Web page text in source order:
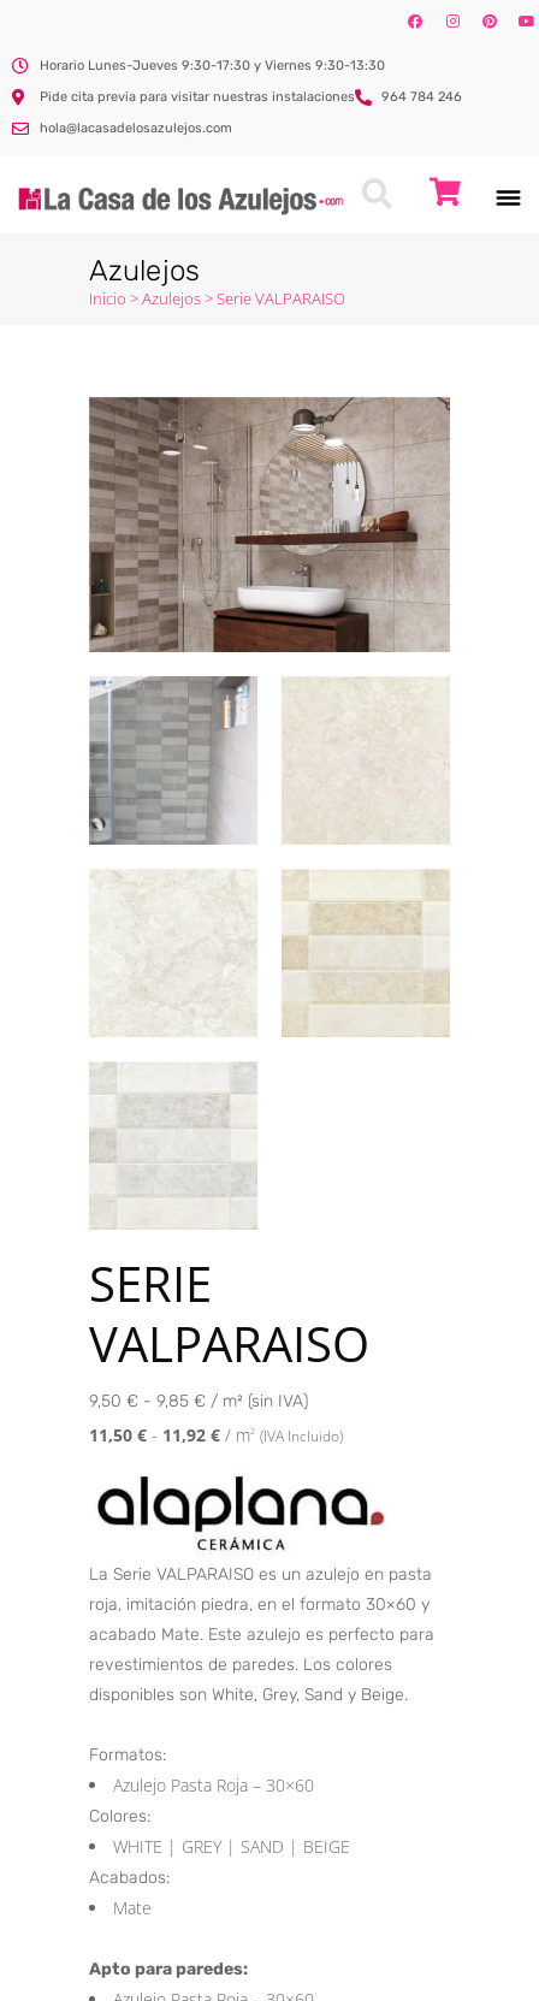
Horario Lunes-Jueves 9:30-17:30 y Viernes 9:30-13:30
Pide cita previa para visitar nuestras instalaciones
964 784 246
hola@lacasadelosazulejos.com
Azulejos
Inicio >Azulejos>Serie VALPARAISO
SERIE
VALPARAISO
9,50 € - 9,85 € / m² (sin IVA)
11,50 € - 11,92 € / m2 (IVA Incluido)
La Serie VALPARAISO es un azulejo en pasta
roja, imitación piedra, en el formato 30×60 y
acabado Mate. Este azulejo es perfecto para
revestimientos de paredes. Los colores
disponibles son White, Grey, Sand y Beige.
Formatos:
Azulejo Pasta Roja – 30×60
Colores:
WHITE | GREY | SAND | BEIGE
Acabados:
Mate
Apto para paredes: